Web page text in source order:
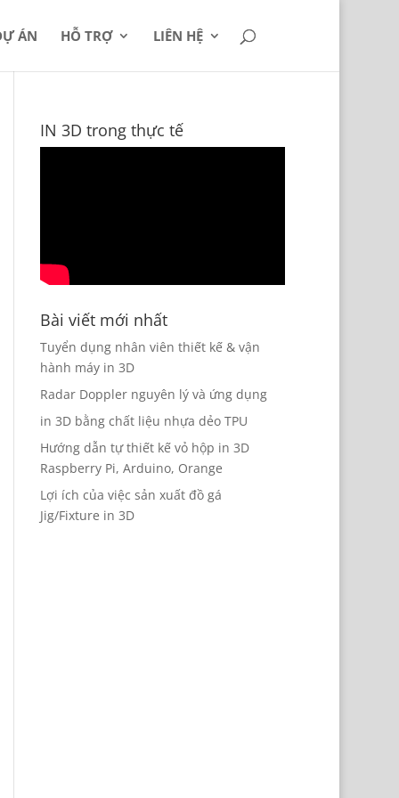
ÁN HỖ TRỢ LIÊN HỆ
IN 3D trong thực tế
Bài viết mới nhất
Tuyển dụng nhân viên thiết kế & vận
hành máy in 3D
Radar Doppler nguyên lý và ứng dụng
in 3D bằng chất liệu nhựa dẻo TPU
Hướng dẫn tự thiết kế vỏ hộp in 3D
Raspberry Pi, Arduino, Orange
Lợi ích của việc sản xuất đồ gá
Jig/Fixture in 3D